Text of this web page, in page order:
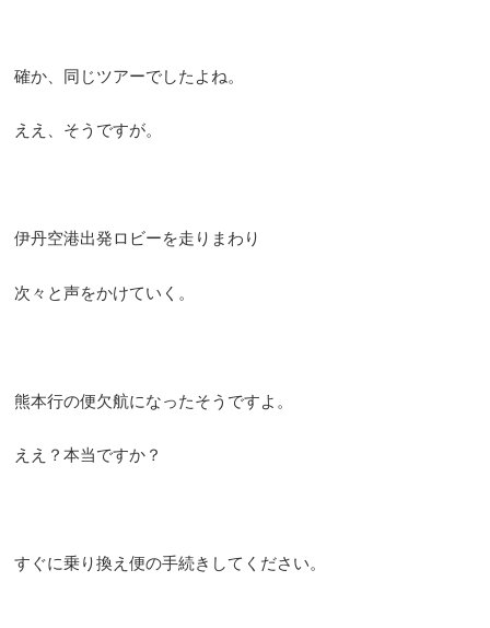
確か、同じツアーでしたよね。
ええ、そうですが。
伊丹空港出発ロビーを走りまわり
次々と声をかけていく。
熊本行の便欠航になったそうですよ。
ええ？本当ですか？
すぐに乗り換え便の手続きしてください。